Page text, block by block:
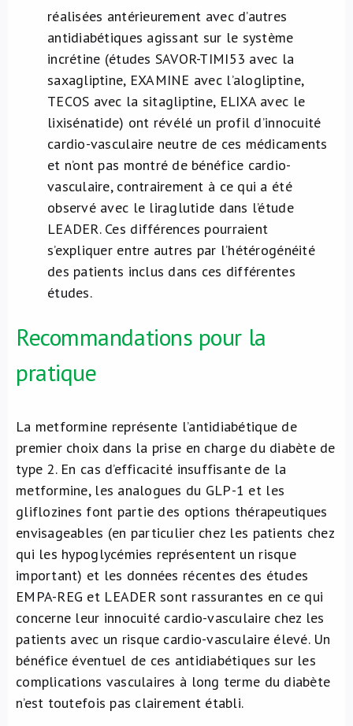
réalisées antérieurement avec d’autres
antidiabétiques agissant sur le système
incrétine (études SAVOR-TIMI53 avec la
saxagliptine, EXAMINE avec l’alogliptine,
TECOS avec la sitagliptine, ELIXA avec le
lixisénatide) ont révélé un profil d’innocuité
cardio-vasculaire neutre de ces médicaments
et n’ont pas montré de bénéfice cardio-
vasculaire, contrairement à ce qui a été
observé avec le liraglutide dans l’étude
LEADER. Ces différences pourraient
s’expliquer entre autres par l’hétérogénéité
des patients inclus dans ces différentes
études.
Recommandations pour la
pratique
La metformine représente l’antidiabétique de
premier choix dans la prise en charge du diabète de
type 2. En cas d’efficacité insuffisante de la
metformine, les analogues du GLP-1 et les
gliflozines font partie des options thérapeutiques
envisageables (en particulier chez les patients chez
qui les hypoglycémies représentent un risque
important) et les données récentes des études
EMPA-REG et LEADER sont rassurantes en ce qui
concerne leur innocuité cardio-vasculaire chez les
patients avec un risque cardio-vasculaire élevé. Un
bénéfice éventuel de ces antidiabétiques sur les
complications vasculaires à long terme du diabète
n’est toutefois pas clairement établi.